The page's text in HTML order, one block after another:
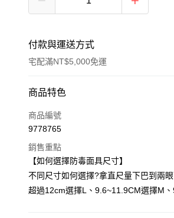
付款與運送方式
宅配滿NT$5,000免運
付款方式
信用卡一次付款
LINE Pay
Apple Pay
商品特色
商品編號
9778765
銷售重點
【如何選擇防毒面具尺寸】
不同尺寸如何選擇?拿直尺量下巴到兩
超過12cm選擇L、9.6~11.9CM選擇M